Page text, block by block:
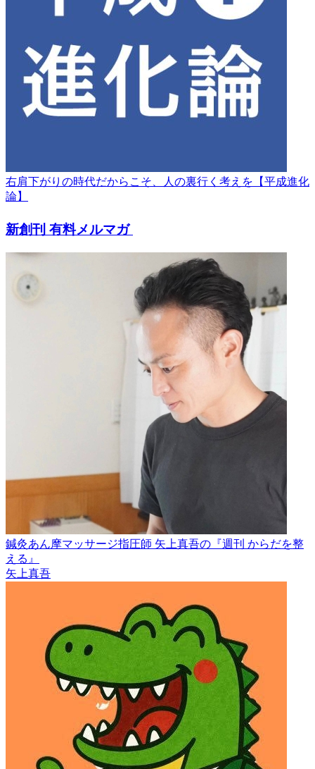
右肩下がりの時代だからこそ、人の裏行く考えを【平成進化
論】
新創刊 有料メルマガ
鍼灸あん摩マッサージ指圧師 矢上真吾の『週刊 からだを整
える』
矢上真吾